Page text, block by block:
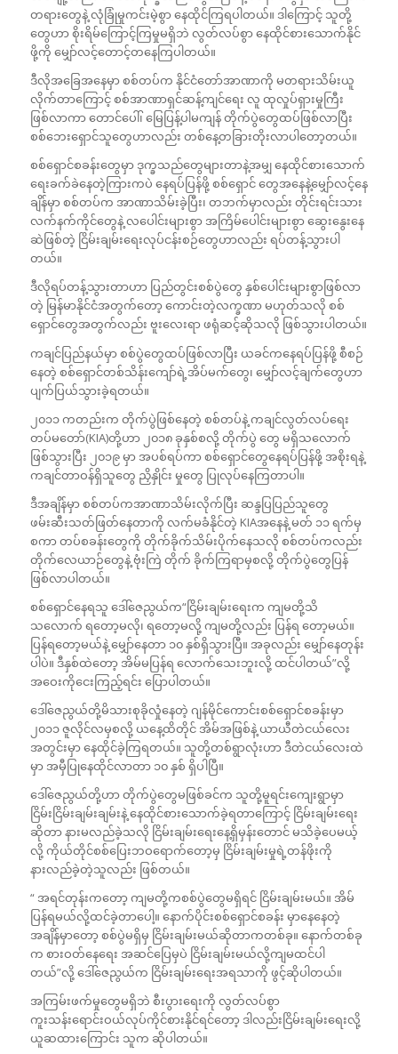
တရားတွေနဲ့ လုံခြုံမှုကင်းမဲ့စွာ နေထိုင်ကြရပါတယ်။ ဒါကြောင့် သူတို့
တွေဟာ စိုးရိမ်ကြောင့်ကြမှုမရှိဘဲ လွတ်လပ်စွာ နေထိုင်စားသောက်နိုင်
ဖို့ကို မျှော်လင့်တောင့်တနေကြပါတယ်။
ဒီလိုအခြေအနေမှာ စစ်တပ်က နိုင်ငံတော်အာဏာကို မတရားသိမ်းယူ
လိုက်တာကြောင့် စစ်အာဏာရှင်ဆန့်ကျင်ရေး လူ ထုလှုပ်ရှားမှုကြီး
ဖြစ်လာကာ တောင်ပေါ်၊ မြေပြန့်ပါမကျန် တိုက်ပွဲတွေထပ်ဖြစ်လာပြီး
စစ်ဘေးရှောင်သူတွေဟာလည်း တစ်နေ့တခြားတိုးလာပါတော့တယ်။
စစ်ရှောင်စခန်းတွေမှာ ဒုက္ခသည်တွေများတာနဲ့အမျှ နေထိုင်စားသောက်
ရေးခက်ခဲနေတဲ့ကြားကပဲ နေရပ်ပြန်ဖို့ စစ်ရှောင် တွေအနေနဲ့မျှော်လင့်နေ
ချိန်မှာ စစ်တပ်က အာဏာသိမ်းခဲ့ပြီး၊ တဘက်မှာလည်း တိုင်းရင်းသား
လက်နက်ကိုင်တွေနဲ့ လပေါင်းများစွာ အကြိမ်ပေါင်းများစွာ ဆွေးနွေးနေ
ဆဲဖြစ်တဲ့ ငြိမ်းချမ်းရေးလုပ်ငန်းစဉ်တွေဟာလည်း ရပ်တန့်သွားပါ
တယ်။
ဒီလိုရပ်တန့်သွားတာဟာ ပြည်တွင်းစစ်ပွဲတွေ နှစ်ပေါင်းများစွာဖြစ်လာ
တဲ့ မြန်မာနိုင်ငံအတွက်တော့ ကောင်းတဲ့လက္ခဏာ မဟုတ်သလို စစ်
ရှောင်တွေအတွက်လည်း ဗူးလေးရာ ဖရုံဆင့်ဆိုသလို ဖြစ်သွားပါတယ်။
ကချင်ပြည်နယ်မှာ စစ်ပွဲတွေထပ်ဖြစ်လာပြီး ယခင်ကနေရပ်ပြန်ဖို့ စီစဉ်
နေတဲ့ စစ်ရှောင်တစ်သိန်းကျော်ရဲ့အိပ်မက်တွေ၊ မျှော်လင့်ချက်တွေဟာ
ပျက်ပြယ်သွားခဲ့ရတယ်။
၂၀၁၁ ကတည်းက တိုက်ပွဲဖြစ်နေတဲ့ စစ်တပ်နဲ့ ကချင်လွတ်လပ်ရေး
တပ်မတော်(KIA)တို့ဟာ ၂၀၁၈ ခုနှစ်စလို့ တိုက်ပွဲ တွေ မရှိသလောက်
ဖြစ်သွားပြီး ၂၀၁၉ မှာ အပစ်ရပ်ကာ စစ်ရှောင်တွေနေရပ်ပြန်ဖို့ အစိုးရနဲ့
ကချင်တာဝန်ရှိသူတွေ ညှိနှိုင်း မှုတွေ ပြုလုပ်နေကြတာပါ။
ဒီအချိန်မှာ စစ်တပ်ကအာဏာသိမ်းလိုက်ပြီး ဆန္ဒပြပြည်သူတွေ
ဖမ်းဆီးသတ်ဖြတ်နေတာကို လက်မခံနိုင်တဲ့ KIAအနေနဲ့ မတ် ၁၁ ရက်မှ
စကာ တပ်စခန်းတွေကို တိုက်ခိုက်သိမ်းပိုက်နေသလို စစ်တပ်ကလည်း
တိုက်လေယာဉ်တွေနဲ့ ဗုံးကြဲ တိုက် ခိုက်ကြရာမှစလို့ တိုက်ပွဲတွေပြန်
ဖြစ်လာပါတယ်။
စစ်ရှောင်နေရသူ ဒေါ်ဇေညွယ်က“ငြိမ်းချမ်းရေးက ကျမတို့သိ
သလောက် ရတော့မလို၊ ရတော့မလို့ ကျမတို့လည်း ပြန်ရ တော့မယ်။
ပြန်ရတော့မယ်နဲ့ မျှော်နေတာ ၁၀ နှစ်ရှိသွားပြီ။ အခုလည်း မျှော်နေတုန်း
ပါပဲ။ ဒီနှစ်ထဲတော့ အိမ်မပြန်ရ လောက်သေးဘူးလို့ ထင်ပါတယ်”လို့
အဝေးကိုငေးကြည့်ရင်း ပြောပါတယ်။
ဒေါ်ဇေညွယ်တို့မိသားစုခိုလှုံနေတဲ့ ဂျန်မိုင်ကောင်းစစ်ရှောင်စခန်းမှာ
၂၀၁၁ ဇူလိုင်လမှစလို့ ယနေ့ထိတိုင် အိမ်အဖြစ်နဲ့ ယာယီတဲငယ်လေး
အတွင်းမှာ နေထိုင်ခဲ့ကြရတယ်။ သူတို့တစ်ရွာလုံးဟာ ဒီတဲငယ်လေးထဲ
မှာ အမှီပြုနေထိုင်လာတာ ၁၀ နှစ် ရှိပါပြီ။
ဒေါ်ဇေညွယ်တို့ဟာ တိုက်ပွဲတွေမဖြစ်ခင်က သူတို့မူရင်းကျေးရွာမှာ
ငြိမ်းငြိမ်းချမ်းချမ်းနဲ့ နေထိုင်စားသောက်ခဲ့ရတာကြောင့် ငြိမ်းချမ်းရေး
ဆိုတာ နားမလည်ခဲ့သလို ငြိမ်းချမ်းရေးနေ့ရှိမှန်းတောင် မသိခဲ့ပေမယ့်
လို့ ကိုယ်တိုင်စစ်ပြေးဘဝရောက်တော့မှ ငြိမ်းချမ်းမှုရဲ့တန်ဖိုးကို
နားလည်ခဲ့တဲ့သူလည်း ဖြစ်တယ်။
“ အရင်တုန်းကတော့ ကျမတို့ကစစ်ပွဲတွေမရှိရင် ငြိမ်းချမ်းမယ်။ အိမ်
ပြန်ရမယ်လို့ထင်ခဲ့တာပေါ့။ နောက်ပိုင်းစစ်ရှောင်စခန်း မှာနေနေတဲ့
အချိန်မှာတော့ စစ်ပွဲမရှိမှ ငြိမ်းချမ်းမယ်ဆိုတာကတစ်ခု။ နောက်တစ်ခု
က စားဝတ်နေရေး အဆင်ပြေမှပဲ ငြိမ်းချမ်းမယ်လို့ကျမထင်ပါ
တယ်”လို့ ဒေါ်ဇေညွယ်က ငြိမ်းချမ်းရေးအရသာကို ဖွင့်ဆိုပါတယ်။
အကြမ်းဖက်မှုတွေမရှိဘဲ စီးပွားရေးကို လွတ်လပ်စွာ
ကူးသန်းရောင်းဝယ်လုပ်ကိုင်စားနိုင်ရင်တော့ ဒါလည်းငြိမ်းချမ်းရေးလို့
ယူဆထားကြောင်း သူက ဆိုပါတယ်။